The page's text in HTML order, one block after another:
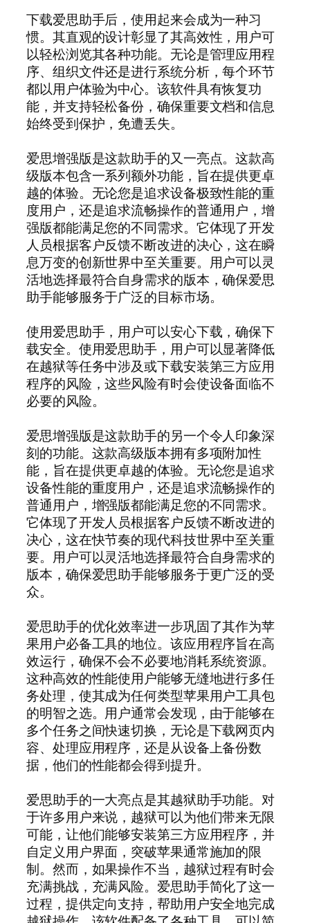
下载爱思助手后，使用起来会成为一种习
惯。其直观的设计彰显了其高效性，用户可
以轻松浏览其各种功能。无论是管理应用程
序、组织文件还是进行系统分析，每个环节
都以用户体验为中心。该软件具有恢复功
能，并支持轻松备份，确保重要文档和信息
始终受到保护，免遭丢失。
爱思增强版是这款助手的又一亮点。这款高
级版本包含一系列额外功能，旨在提供更卓
越的体验。无论您是追求设备极致性能的重
度用户，还是追求流畅操作的普通用户，增
强版都能满足您的不同需求。它体现了开发
人员根据客户反馈不断改进的决心，这在瞬
息万变的创新世界中至关重要。用户可以灵
活地选择最符合自身需求的版本，确保爱思
助手能够服务于广泛的目标市场。
使用爱思助手，用户可以安心下载，确保下
载安全。使用爱思助手，用户可以显著降低
在越狱等任务中涉及或下载安装第三方应用
程序的风险，这些风险有时会使设备面临不
必要的风险。
爱思增强版是这款助手的另一个令人印象深
刻的功能。这款高级版本拥有多项附加性
能，旨在提供更卓越的体验。无论您是追求
设备性能的重度用户，还是追求流畅操作的
普通用户，增强版都能满足您的不同需求。
它体现了开发人员根据客户反馈不断改进的
决心，这在快节奏的现代科技世界中至关重
要。用户可以灵活地选择最符合自身需求的
版本，确保爱思助手能够服务于更广泛的受
众。
爱思助手的优化效率进一步巩固了其作为苹
果用户必备工具的地位。该应用程序旨在高
效运行，确保不会不必要地消耗系统资源。
这种高效的性能使用户能够无缝地进行多任
务处理，使其成为任何类型苹果用户工具包
的明智之选。用户通常会发现，由于能够在
多个任务之间快速切换，无论是下载网页内
容、处理应用程序，还是从设备上备份数
据，他们的性能都会得到提升。
爱思助手的一大亮点是其越狱助手功能。对
于许多用户来说，越狱可以为他们带来无限
可能，让他们能够安装第三方应用程序，并
自定义用户界面，突破苹果通常施加的限
制。然而，如果操作不当，越狱过程有时会
充满挑战，充满风险。爱思助手简化了这一
过程，提供定向支持，帮助用户安全地完成